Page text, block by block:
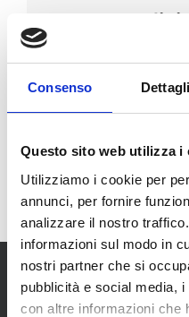
Consenso Dettagli
Questo sito web utilizza i
Utilizziamo i cookie per
annunci, per fornire
analizzare il nostro
informazioni sul modo in
nostri partner che si
pubblicità e social media,
con altre informazioni che